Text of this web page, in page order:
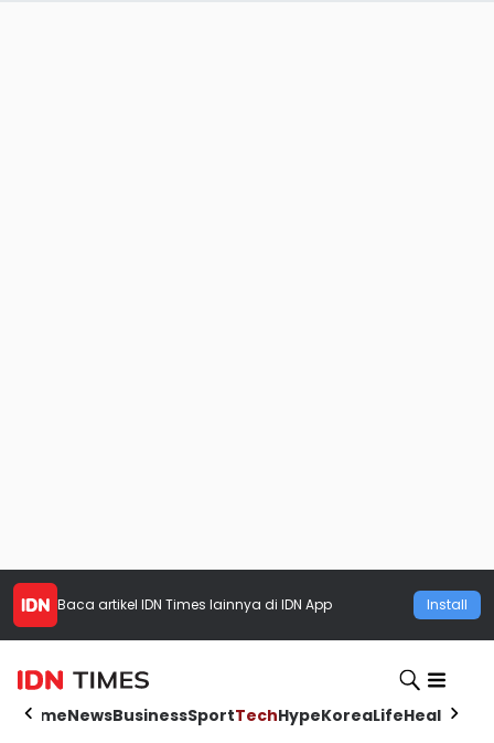
Baca artikel IDN Times lainnya di IDN App Install
HomeNewsBusinessSportTechHypeKoreaLifeHealth